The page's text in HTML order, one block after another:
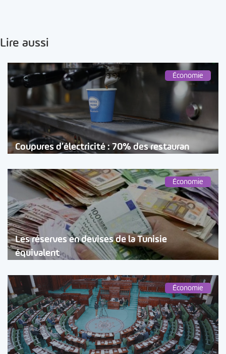
Lire aussi
Économie
Coupures d’électricité : 70% des restauran
Économie
Les réserves en devises de la Tunisie
équivalent
Économie